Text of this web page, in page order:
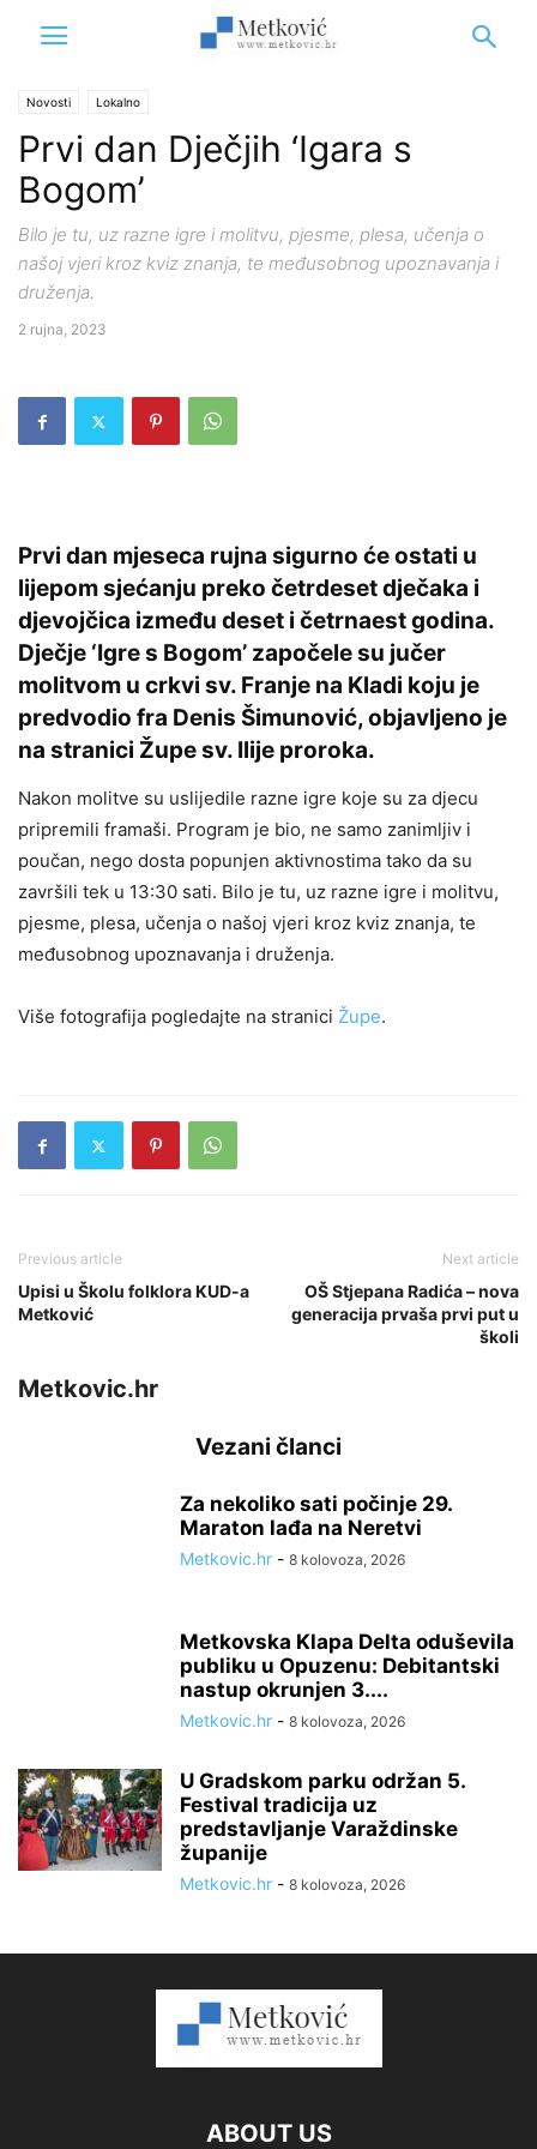
Novosti Lokalno
Prvi dan Dječjih ‘Igara s
Bogom’
Bilo je tu, uz razne igre i molitvu, pjesme, plesa, učenja o
našoj vjeri kroz kviz znanja, te međusobnog upoznavanja i
druženja.
2 rujna, 2023
Prvi dan mjeseca rujna sigurno će ostati u
lijepom sjećanju preko četrdeset dječaka i
djevojčica između deset i četrnaest godina.
Dječje ‘Igre s Bogom’ započele su jučer
molitvom u crkvi sv. Franje na Kladi koju je
predvodio fra Denis Šimunović, objavljeno je
na stranici Župe sv. Ilije proroka.
Nakon molitve su uslijedile razne igre koje su za djecu
pripremili framaši. Program je bio, ne samo zanimljiv i
poučan, nego dosta popunjen aktivnostima tako da su
završili tek u 13:30 sati. Bilo je tu, uz razne igre i molitvu,
pjesme, plesa, učenja o našoj vjeri kroz kviz znanja, te
međusobnog upoznavanja i druženja.
Više fotografija pogledajte na stranici Župe.
Previous article
Upisi u Školu folklora KUD-a
Metković
Next article
OŠ Stjepana Radića – nova
generacija prvaša prvi put u
školi
Metkovic.hr
Vezani članci
Za nekoliko sati počinje 29.
Maraton lađa na Neretvi
Metkovic.hr - 8 kolovoza, 2026
Metkovska Klapa Delta oduševila
publiku u Opuzenu: Debitantski
nastup okrunjen 3....
Metkovic.hr - 8 kolovoza, 2026
U Gradskom parku održan 5.
Festival tradicija uz
predstavljanje Varaždinske
županije
Metkovic.hr - 8 kolovoza, 2026
ABOUT US